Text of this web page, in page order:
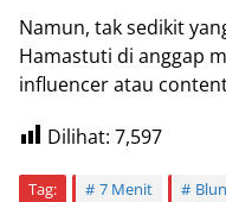
Namun, tak sedikit
Hamastuti di anggap
influencer atau
Dilihat: 7,597
Tag: 7 Menit